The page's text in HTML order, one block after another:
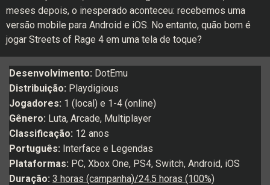
meses depois, o inesperado aconteceu: recebemos uma
versão mobile para Android e iOS. No entanto, quão bom é
jogar Streets of Rage 4 em uma tela de toque?
Desenvolvimento: DotEmu
Distribuição: Playdigious
Jogadores: 1 (local) e 1-4 (online)
Gênero: Luta, Arcade, Multiplayer
Classificação: 12 anos
Português: Interface e Legendas
Plataformas: PC, Xbox One, PS4, Switch, Android, iOS
Duração: 3 horas (campanha)/24.5 horas (100%)